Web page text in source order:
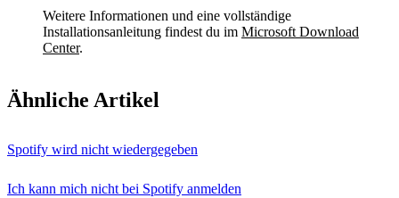
Weitere Informationen und eine vollständige
Installationsanleitung findest du im Microsoft Download
Center.
Ähnliche Artikel
Spotify wird nicht wiedergegeben
Ich kann mich nicht bei Spotify anmelden